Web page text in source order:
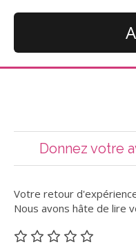
Donnez votre
Votre retour
Nous avons hâte de lire